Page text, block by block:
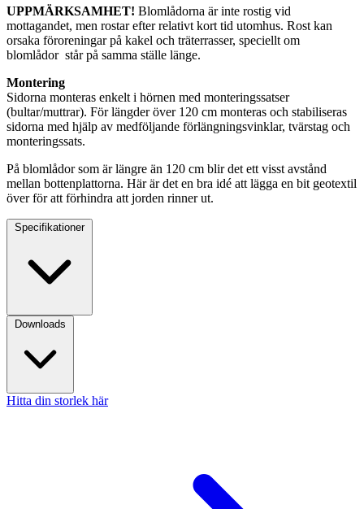
UPPMÄRKSAMHET! Blomlådorna är inte rostig vid
mottagandet, men rostar efter relativt kort tid utomhus. Rost kan
orsaka föroreningar på kakel och träterrasser, speciellt om
blomlådor står på samma ställe länge.
Montering
Sidorna monteras enkelt i hörnen med monteringssatser
(bultar/muttrar). För längder över 120 cm monteras och stabiliseras
sidorna med hjälp av medföljande förlängningsvinklar, tvärstag och
monteringssats.
På blomlådor som är längre än 120 cm blir det ett visst avstånd
mellan bottenplattorna. Här är det en bra idé att lägga en bit geotextil
över för att förhindra att jorden rinner ut.
Specifikationer
Downloads
Hitta din storlek här